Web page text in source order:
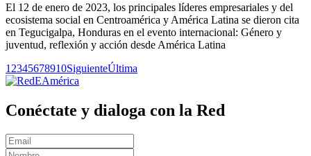
El 12 de enero de 2023, los principales líderes empresariales y del
ecosistema social en Centroamérica y América Latina se dieron cita
en Tegucigalpa, Honduras en el evento internacional: Género y
juventud, reflexión y acción desde América Latina
1 2345678910SiguienteÚltima
Conéctate y dialoga con la Red